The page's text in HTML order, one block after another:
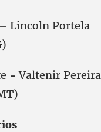
– Lincoln Portela
-Valtenir Pereira